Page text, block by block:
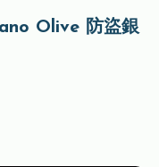
Olive 防盜銀